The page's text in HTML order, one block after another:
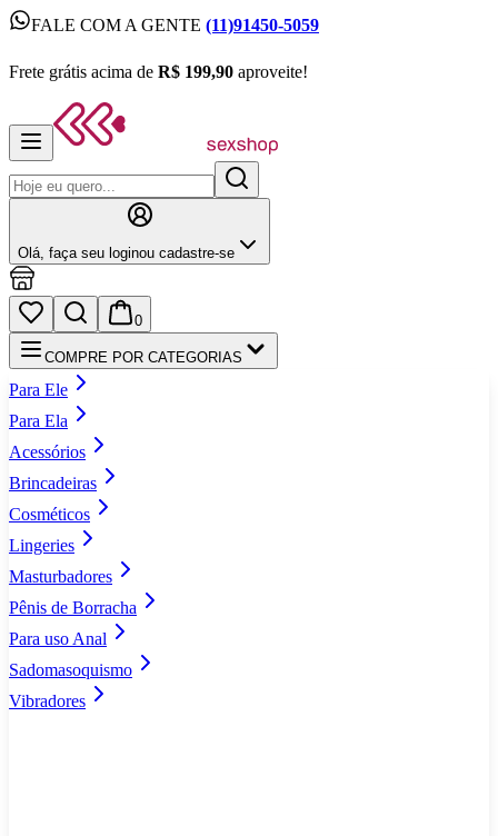
FALE COM A GENTE (11)91450-5059
Frete grátis acima de R$ 199,90 aproveite!
Olá, faça seu loginou cadastre‑se
0
COMPRE POR CATEGORIAS
Para Ele
Para Ela
Acessórios
Brincadeiras
Cosméticos
Lingeries
Masturbadores
Pênis de Borracha
Para uso Anal
Sadomasoquismo
Vibradores